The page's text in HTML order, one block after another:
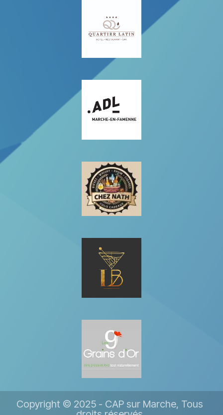
Copyright © 2025 - CAP sur Marche, Tous